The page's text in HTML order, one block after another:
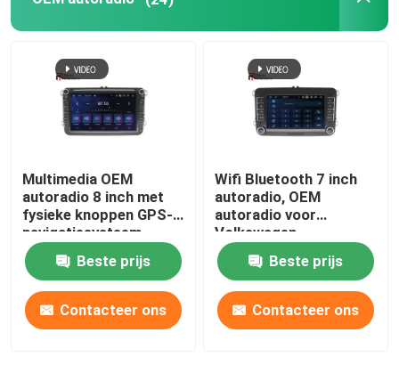
Multimedia OEM
autoradio 8 inch met
fysieke knoppen GPS-
navigatiesysteem
Beste prijs
Contacteer ons
Wifi Bluetooth 7 inch
autoradio, OEM
autoradio voor
Volkswagen
Beste prijs
Contacteer ons